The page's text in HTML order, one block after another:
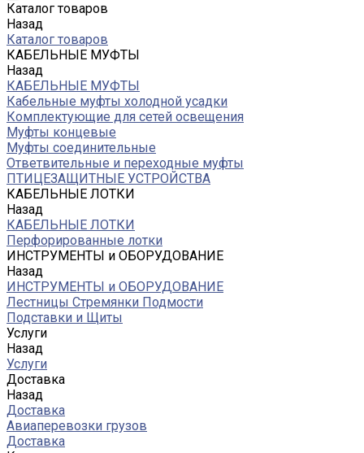
Каталог товаров
Назад
Каталог товаров
КАБЕЛЬНЫЕ МУФТЫ
Назад
КАБЕЛЬНЫЕ МУФТЫ
Кабельные муфты холодной усадки
Комплектующие для сетей освещения
Муфты концевые
Муфты соединительные
Ответвительные и переходные муфты
ПТИЦЕЗАЩИТНЫЕ УСТРОЙСТВА
КАБЕЛЬНЫЕ ЛОТКИ
Назад
КАБЕЛЬНЫЕ ЛОТКИ
Перфорированные лотки
ИНСТРУМЕНТЫ и ОБОРУДОВАНИЕ
Назад
ИНСТРУМЕНТЫ и ОБОРУДОВАНИЕ
Лестницы Стремянки Подмости
Подставки и Щиты
Услуги
Назад
Услуги
Доставка
Назад
Доставка
Авиаперевозки грузов
Доставка